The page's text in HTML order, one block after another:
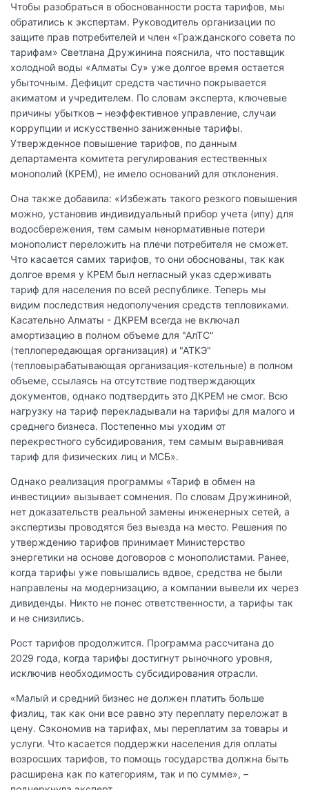
Чтобы разобраться в обоснованности роста тарифов, мы
обратились к экспертам. Руководитель организации по
защите прав потребителей и член «Гражданского совета по
тарифам» Светлана Дружинина пояснила, что поставщик
холодной воды «Алматы Су» уже долгое время остается
убыточным. Дефицит средств частично покрывается
акиматом и учредителем. По словам эксперта, ключевые
причины убытков – неэффективное управление, случаи
коррупции и искусственно заниженные тарифы.
Утвержденное повышение тарифов, по данным
департамента комитета регулирования естественных
монополий (КРЕМ), не имело оснований для отклонения.
Она также добавила: «Избежать такого резкого повышения
можно, установив индивидуальный прибор учета (ипу) для
водосбережения, тем самым ненормативные потери
монополист переложить на плечи потребителя не сможет.
Что касается самих тарифов, то они обоснованы, так как
долгое время у КРЕМ был негласный указ сдерживать
тариф для населения по всей республике. Теперь мы
видим последствия недополучения средств тепловиками.
Касательно Алматы - ДКРЕМ всегда не включал
амортизацию в полном объеме для "АлТС"
(теплопередающая организация) и "АТКЭ"
(тепловырабатывающая организация-котельные) в полном
объеме, ссылаясь на отсутствие подтверждающих
документов, однако подтвердить это ДКРЕМ не смог. Всю
нагрузку на тариф перекладывали на тарифы для малого и
среднего бизнеса. Постепенно мы уходим от
перекрестного субсидирования, тем самым выравнивая
тариф для физических лиц и МСБ».
Однако реализация программы «Тариф в обмен на
инвестиции» вызывает сомнения. По словам Дружининой,
нет доказательств реальной замены инженерных сетей, а
экспертизы проводятся без выезда на место. Решения по
утверждению тарифов принимает Министерство
энергетики на основе договоров с монополистами. Ранее,
когда тарифы уже повышались вдвое, средства не были
направлены на модернизацию, а компании вывели их через
дивиденды. Никто не понес ответственности, а тарифы так
и не снизились.
Рост тарифов продолжится. Программа рассчитана до
2029 года, когда тарифы достигнут рыночного уровня,
исключив необходимость субсидирования отрасли.
«Малый и средний бизнес не должен платить больше
физлиц, так как они все равно эту переплату переложат в
цену. Сэкономив на тарифах, мы переплатим за товары и
услуги. Что касается поддержки населения для оплаты
возросших тарифов, то помощь государства должна быть
расширена как по категориям, так и по сумме», –